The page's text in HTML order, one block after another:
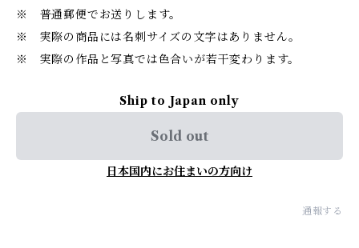
※ 普通郵便でお送りします。
※ 実際の商品には名刺サイズの文字はありません。
※ 実際の作品と写真では色合いが若干変わります。
Ship to Japan only
Sold out
日本国内にお住まいの方向け
通報する